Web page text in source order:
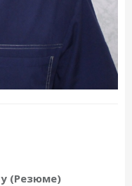
(Резюме)